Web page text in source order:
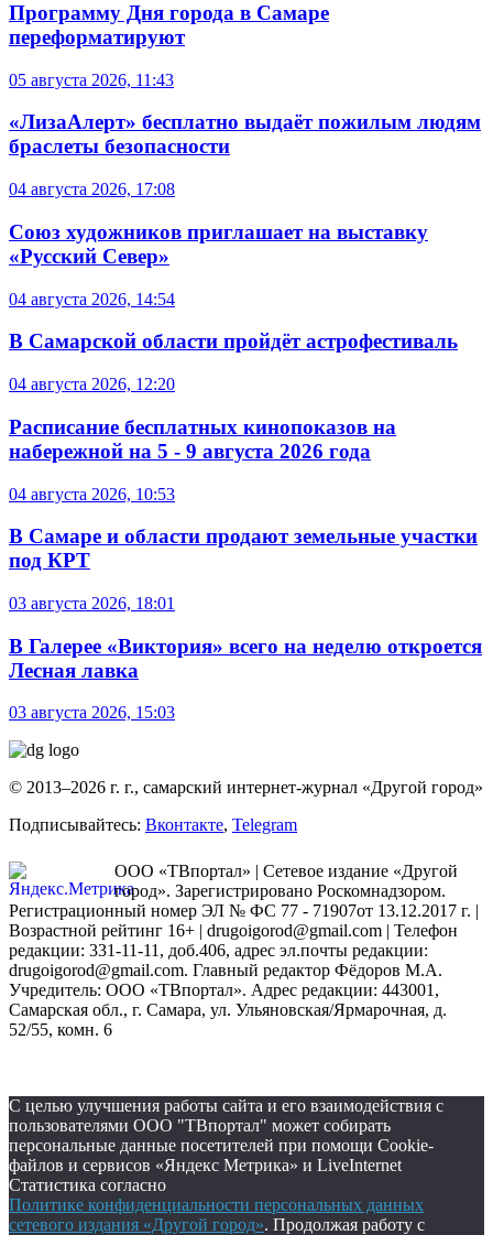
Программу Дня города в Самаре
переформатируют
05 августа 2026, 11:43
«ЛизаАлерт» бесплатно выдаёт пожилым людям
браслеты безопасности
04 августа 2026, 17:08
Союз художников приглашает на выставку
«Русский Север»
04 августа 2026, 14:54
В Самарской области пройдёт астрофестиваль
04 августа 2026, 12:20
Расписание бесплатных кинопоказов на
набережной на 5 - 9 августа 2026 года
04 августа 2026, 10:53
В Самаре и области продают земельные участки
под КРТ
03 августа 2026, 18:01
В Галерее «Виктория» всего на неделю откроется
Лесная лавка
03 августа 2026, 15:03
© 2013–2026 г. г., самарский интернет-журнал «Другой город»
Подписывайтесь: Вконтакте, Telegram
ООО «ТВпортал» | Сетевое издание «Другой
город». Зарегистрировано Роскомнадзором.
Регистрационный номер ЭЛ № ФС 77 - 71907от 13.12.2017 г. |
Возрастной рейтинг 16+ | drugoigorod@gmail.com | Телефон
редакции: 331-11-11, доб.406, адрес эл.почты редакции:
drugoigorod@gmail.com. Главный редактор Фёдоров М.А.
Учредитель: ООО «ТВпортал». Адрес редакции: 443001,
Самарская обл., г. Самара, ул. Ульяновская/Ярмарочная, д.
52/55, комн. 6
С целью улучшения работы сайта и его взаимодействия с
пользователями ООО "ТВпортал" может собирать
персональные данные посетителей при помощи Cookie-
файлов и сервисов «Яндекс Метрика» и LiveInternet
Статистика согласно
Политике конфиденциальности персональных данных
сетевого издания «Другой город». Продолжая работу с